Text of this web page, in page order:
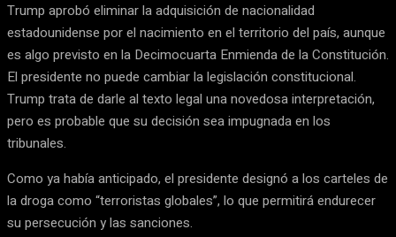
Trump aprobó eliminar la adquisición de nacionalidad
estadounidense por el nacimiento en el territorio del país, aunque
es algo previsto en la Decimocuarta Enmienda de la Constitución.
El presidente no puede cambiar la legislación constitucional.
Trump trata de darle al texto legal una novedosa interpretación,
pero es probable que su decisión sea impugnada en los
tribunales.
Como ya había anticipado, el presidente designó a los carteles de
la droga como “terroristas globales”, lo que permitirá endurecer
su persecución y las sanciones.